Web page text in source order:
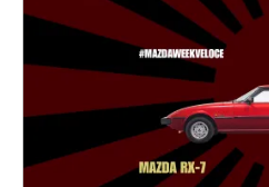
#WANKEL
#WEEKVELOCE